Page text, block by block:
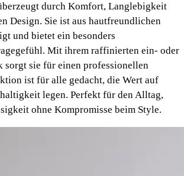
durch Komfort, Langlebigkeit
Design. Sie ist aus hautfreundlichen
und bietet ein besonders
Mit ihrem raffinierten ein- oder
sorgt sie für einen professionellen
ist für alle gedacht, die Wert auf
legen. Perfekt für den Alltag,
ohne Kompromisse beim Style.